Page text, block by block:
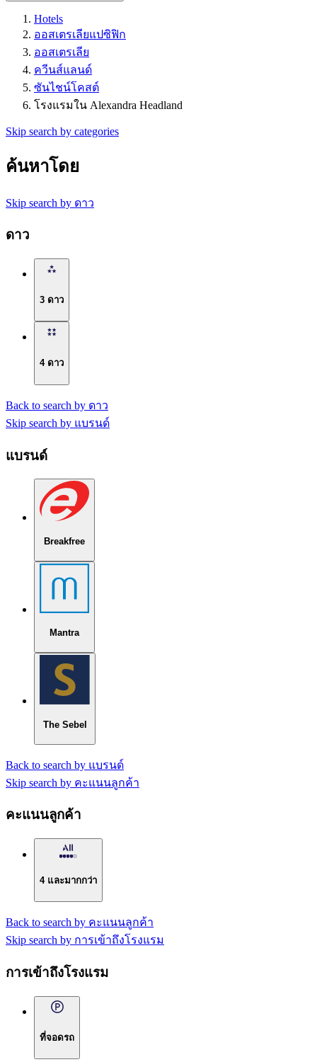
Hotels
ออสเตรเลียแปซิฟิก
ออสเตรเลีย
ควีนส์แลนด์
ซันไชน์โคสต์
โรงแรมใน Alexandra Headland
Skip search by categories
ค้นหาโดย
Skip search by ดาว
ดาว
3 ดาว
4 ดาว
Back to search by ดาว
Skip search by แบรนด์
แบรนด์
Breakfree
Mantra
The Sebel
Back to search by แบรนด์
Skip search by คะแนนลูกค้า
คะแนนลูกค้า
4 และมากกว่า
Back to search by คะแนนลูกค้า
Skip search by การเข้าถึงโรงแรม
การเข้าถึงโรงแรม
ที่จอดรถ